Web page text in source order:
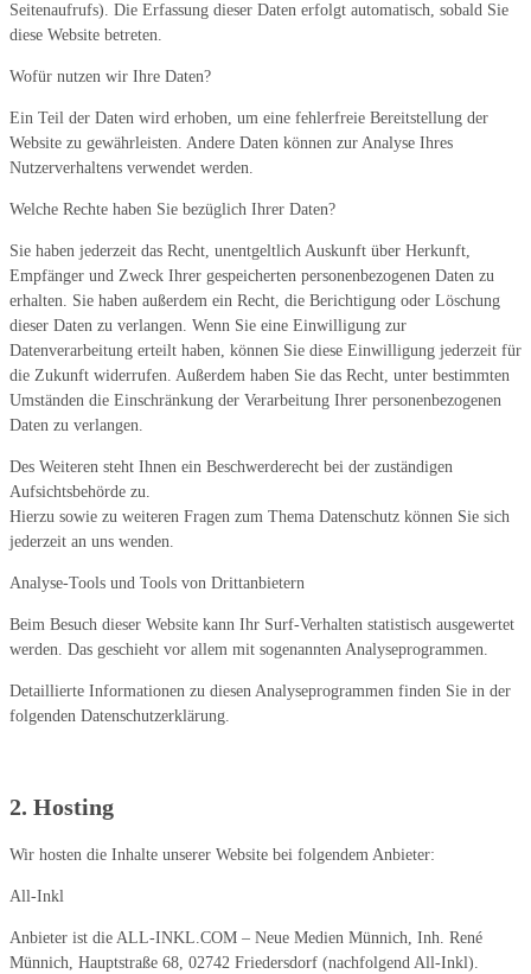
Seitenaufrufs). Die Erfassung dieser Daten erfolgt automatisch, sobald Sie
diese Website betreten.
Wofür nutzen wir Ihre Daten?
Ein Teil der Daten wird erhoben, um eine fehlerfreie Bereitstellung der
Website zu gewährleisten. Andere Daten können zur Analyse Ihres
Nutzerverhaltens verwendet werden.
Welche Rechte haben Sie bezüglich Ihrer Daten?
Sie haben jederzeit das Recht, unentgeltlich Auskunft über Herkunft,
Empfänger und Zweck Ihrer gespeicherten personenbezogenen Daten zu
erhalten. Sie haben außerdem ein Recht, die Berichtigung oder Löschung
dieser Daten zu verlangen. Wenn Sie eine Einwilligung zur
Datenverarbeitung erteilt haben, können Sie diese Einwilligung jederzeit für
die Zukunft widerrufen. Außerdem haben Sie das Recht, unter bestimmten
Umständen die Einschränkung der Verarbeitung Ihrer personenbezogenen
Daten zu verlangen.
Des Weiteren steht Ihnen ein Beschwerderecht bei der zuständigen
Aufsichtsbehörde zu.
Hierzu sowie zu weiteren Fragen zum Thema Datenschutz können Sie sich
jederzeit an uns wenden.
Analyse-Tools und Tools von Drittanbietern
Beim Besuch dieser Website kann Ihr Surf-Verhalten statistisch ausgewertet
werden. Das geschieht vor allem mit sogenannten Analyseprogrammen.
Detaillierte Informationen zu diesen Analyseprogrammen finden Sie in der
folgenden Datenschutzerklärung.
2. Hosting
Wir hosten die Inhalte unserer Website bei folgendem Anbieter:
All-Inkl
Anbieter ist die ALL-INKL.COM – Neue Medien Münnich, Inh. René
Münnich, Hauptstraße 68, 02742 Friedersdorf (nachfolgend All-Inkl).